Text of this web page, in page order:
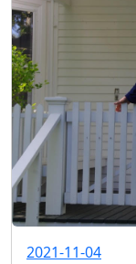
2021-11-04